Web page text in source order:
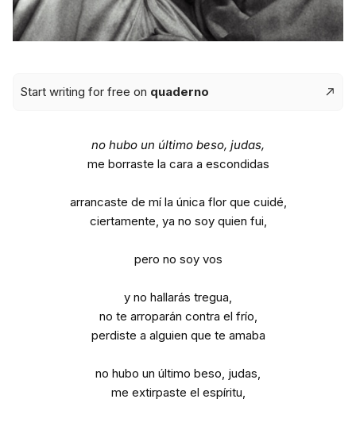
Start writing for free on quaderno
no hubo un último beso, judas,
me borraste la cara a escondidas‎
arrancaste de mí la única flor que cuidé,
ciertamente, ya no soy quien fui,
pero no soy vos
y no hallarás tregua,
no te arroparán contra el frío,
perdiste a alguien que te amaba
no hubo un último beso, judas,
me extirpaste el espíritu,